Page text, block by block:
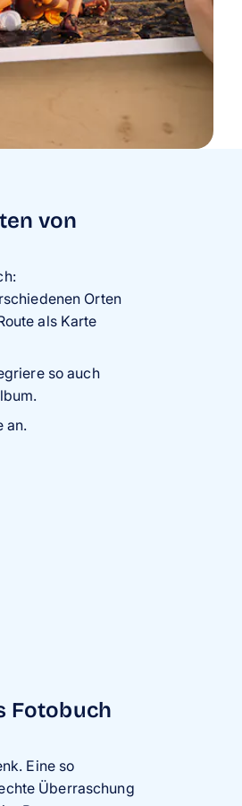
von
Orten
als Karte
so auch
an.
Fotobuch
Eine so
Überraschung